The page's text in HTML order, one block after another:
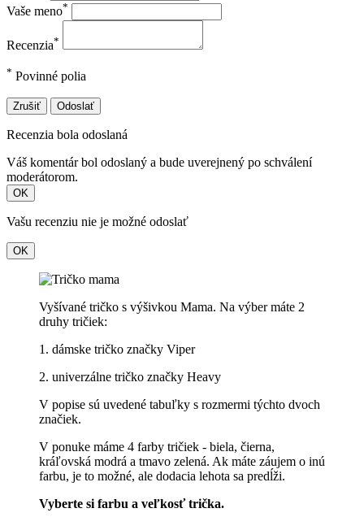
Vaše meno*
Recenzia*
* Povinné polia
Zrušiť Odoslať
Recenzia bola odoslaná
Váš komentár bol odoslaný a bude uverejnený po schválení
moderátorom.
OK
Vašu recenziu nie je možné odoslať
OK
Vyšívané tričko s výšivkou Mama. Na výber máte 2
druhy tričiek:
1. dámske tričko značky Viper
2. univerzálne tričko značky Heavy
V popise sú uvedené tabuľky s rozmermi týchto dvoch
značiek.
V ponuke máme 4 farby tričiek - biela, čierna,
kráľovská modrá a tmavo zelená. Ak máte záujem o inú
farbu, je to možné, ale dodacia lehota sa predĺži.
Vyberte si farbu a veľkosť trička.